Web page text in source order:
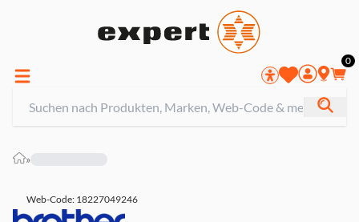
0
»
Web-Code: 18227049246